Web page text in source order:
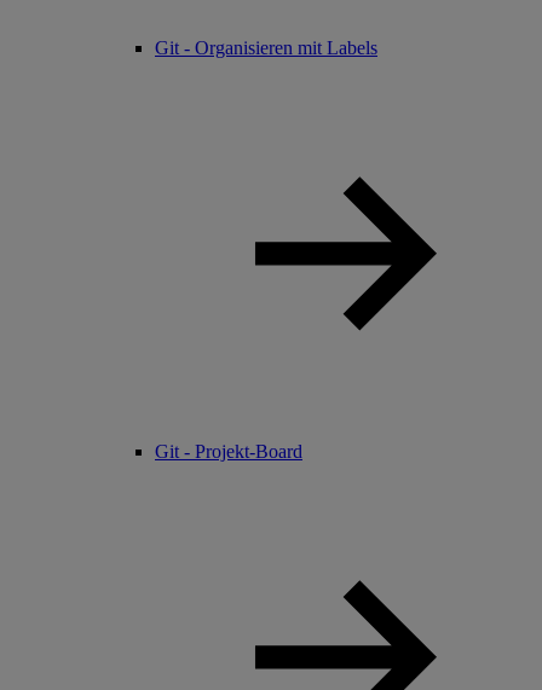
Git - Organisieren mit Labels
Git - Projekt-Board